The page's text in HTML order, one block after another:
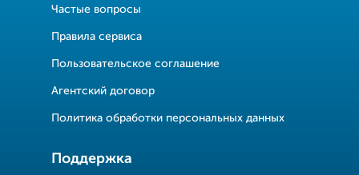
Частые вопросы
Правила сервиса
Пользовательское соглашение
Агентский договор
Политика обработки персональных данных
Поддержка